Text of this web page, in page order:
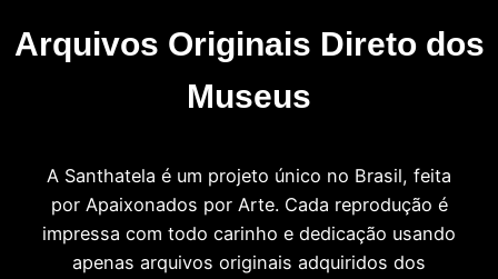
Arquivos Originais Direto dos
Museus
A Santhatela é um projeto único no Brasil, feita
por Apaixonados por Arte. Cada reprodução é
impressa com todo carinho e dedicação usando
apenas arquivos originais adquiridos dos